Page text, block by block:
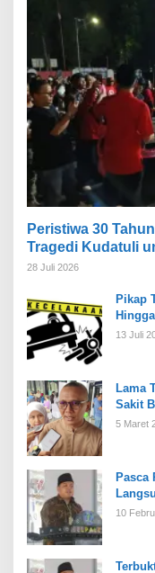
Peristiwa 30
Tragedi Kudatuli
28 Juli 2026
Pikap
13 Juli
Lama
Sakit
5 Maret
Pasca
10